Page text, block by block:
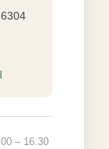
– 16:30